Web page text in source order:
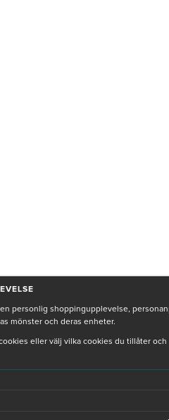
personlig shoppingupplevelse,
mönster och deras enheter.
eller välj vilka cookies du tillåter